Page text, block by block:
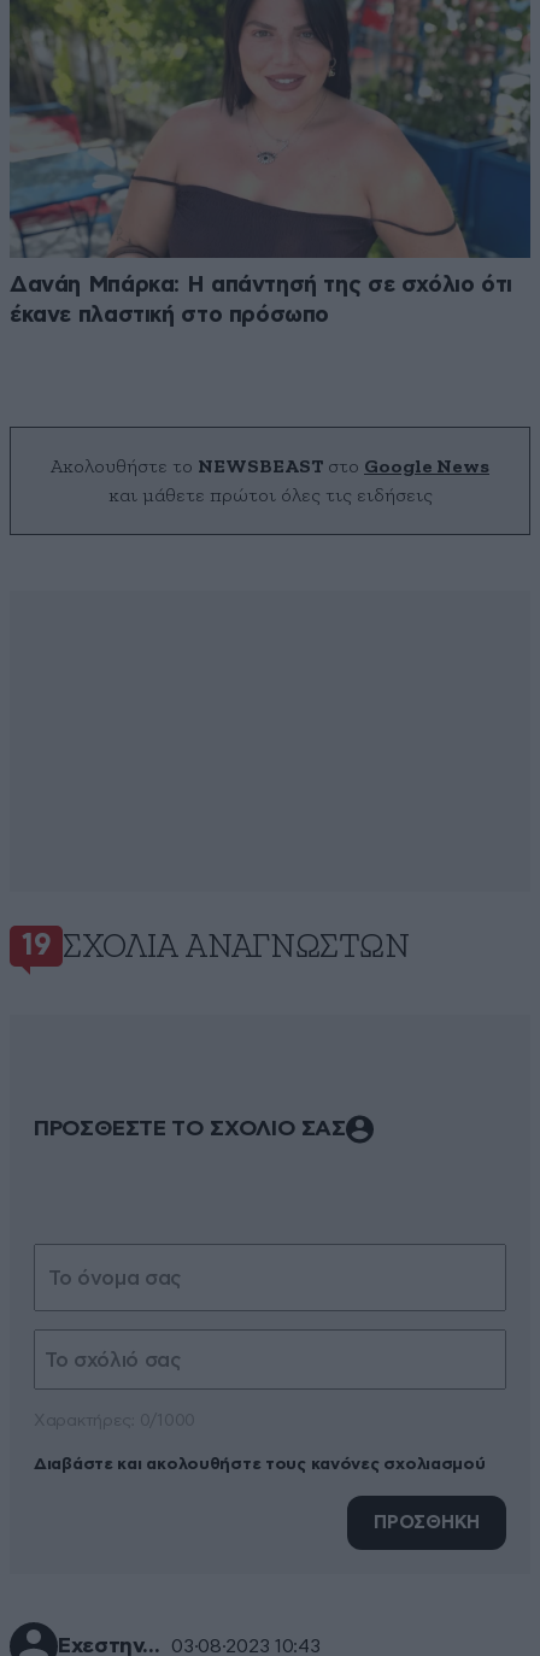
Δανάη Μπάρκα: Η απάντησή της σε σχόλιο ότι
έκανε πλαστική στο πρόσωπο
Ακολουθήστε το NEWSBEAST στο Google News
και μάθετε πρώτοι όλες τις ειδήσεις
19 ΣΧΌΛΙΑ ΑΝΑΓΝΩΣΤΏΝ
ΠΡΟΣΘΕΣΤΕ ΤΟ ΣΧΟΛΙΟ ΣΑΣ
Διαβάστε και ακολουθήστε τους κανόνες σχολιασμού
ΠΡΟΣΘΗΚΗ
Εχεστην... 03·08·2023 10:43